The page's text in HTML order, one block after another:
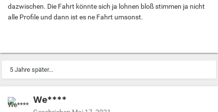
dazwischen. Die Fahrt könnte sich ja lohnen bloß stimmen ja nicht
alle Profile und dann ist es ne Fahrt umsonst.
5 Jahre später...
We****